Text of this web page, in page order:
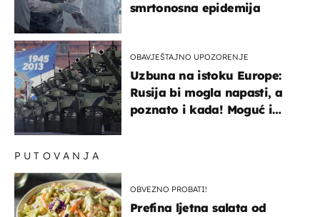
smrtonosna epidemija
OBAVJEŠTAJNO UPOZORENJE
Uzbuna na istoku Europe:
Rusija bi mogla napasti, a
poznato i kada! Moguć i
PUTOVANJA
OBVEZNO PROBATI!
Prefina ljetna salata od